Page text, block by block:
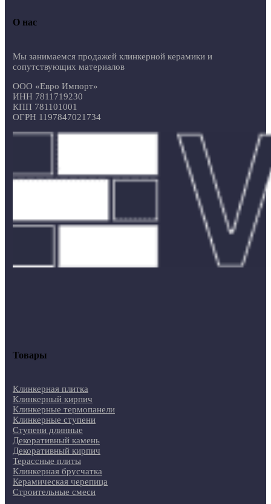
О нас
Мы занимаемся продажей клинкерной керамики и
сопутствующих материалов
ООО «Евро Импорт»
ИНН 7811719230
КПП 781101001
ОГРН 1197847021734
Товары
Клинкерная плитка
Клинкерный кирпич
Клинкерные термопанели
Клинкерные ступени
Ступени длинные
Декоративный камень
Декоративный кирпич
Терассные плиты
Клинкерная брусчатка
Керамическая черепица
Строительные смеси